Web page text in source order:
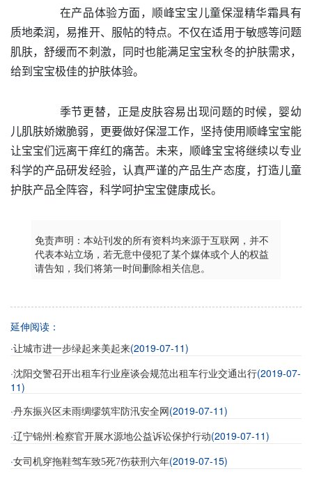
在产品体验方面，顺峰宝宝儿童保湿精华霜具有
质地柔润，易推开、服帖的特点。不仅在适用于敏感等问题
肌肤，舒缓而不刺激，同时也能满足宝宝秋冬的护肤需求，
给到宝宝极佳的护肤体验。
季节更替，正是皮肤容易出现问题的时候，婴幼
儿肌肤娇嫩脆弱，更要做好保湿工作，坚持使用顺峰宝宝能
让宝宝们远离干痒红的痛苦。未来，顺峰宝宝将继续以专业
科学的产品研发经验，认真严谨的产品生产态度，打造儿童
护肤产品全阵容，科学呵护宝宝健康成长。
免责声明：本站刊发的所有资料均来源于互联网，并不
代表本站立场，若无意中侵犯了某个媒体或个人的权益
请告知，我们将第一时间删除相关信息。
延伸阅读：
·让城市进一步绿起来美起来(2019-07-11)
·沈阳交警召开出租车行业座谈会规范出租车行业交通出行(2019-07-
11)
·丹东振兴区未雨绸缪筑牢防汛安全网 (2019-07-11)
·辽宁锦州:检察官开展水源地公益诉讼保护行动(2019-07-11)
·女司机穿拖鞋驾车致5死7伤获刑六年(2019-07-15)